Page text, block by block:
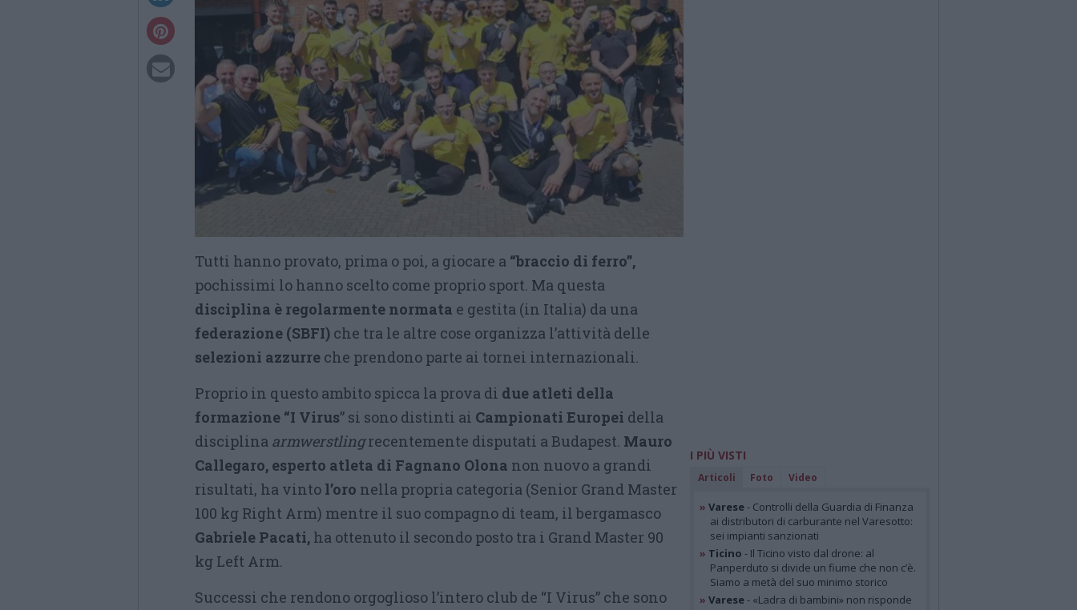
Tutti hanno provato, prima o poi, a giocare a “braccio di ferro”,
pochissimi lo hanno scelto come proprio sport. Ma questa
disciplina è regolarmente normata e gestita (in Italia) da una
federazione (SBFI) che tra le altre cose organizza l’attività delle
selezioni azzurre che prendono parte ai tornei internazionali.
Proprio in questo ambito spicca la prova di due atleti della
formazione “I Virus” si sono distinti ai Campionati Europei della
disciplina armwerstlingrecentemente disputati a Budapest. Mauro
Callegaro, esperto atleta di Fagnano Olona non nuovo a grandi
risultati, ha vinto l’oro nella propria categoria (Senior Grand Master
100 kg Right Arm) mentre il suo compagno di team, il bergamasco
Gabriele Pacati, ha ottenuto il secondo posto tra i Grand Master 90
kg Left Arm.
Successi che rendono orgoglioso l’intero club de “I Virus” che sono
I PIÙ VISTI
Articoli Foto Video
» Varese- Controlli della Guardia di Finanza
ai distributori di carburante nel Varesotto:
sei impianti sanzionati
» Ticino - Il Ticino visto dal drone: al
Panperduto si divide un fiume che non c’è.
Siamo a metà del suo minimo storico
» Varese- «Ladra di bambini» non risponde